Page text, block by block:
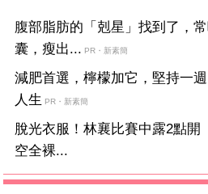
腹部脂肪的「剋星」找到了，
囊，瘦出... PR・新素簡
減肥首選，檸檬加它，堅持一
人生 PR・新素簡
脫光衣服！林襄比賽中露2點
空全裸...